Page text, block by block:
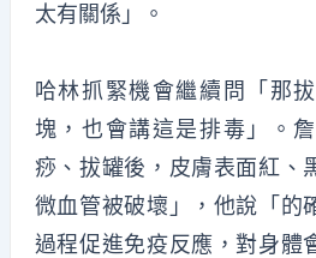
太有關係」。
哈林抓緊機會繼續問「那
塊，也會講這是排毒」。
痧、拔罐後，皮膚表面紅、
微血管被破壞」，他說「的
過程促進免疫反應，對身體